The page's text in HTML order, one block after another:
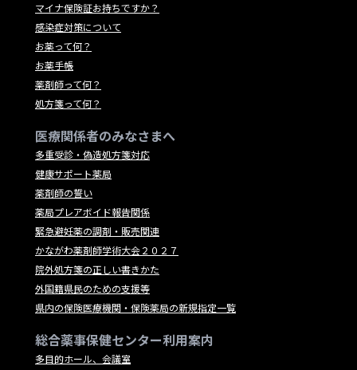
マイナ保険証お持ちですか？
感染症対策について
お薬って何？
お薬手帳
薬剤師って何？
処方箋って何？
医療関係者のみなさまへ
多重受診・偽造処方箋対応
健康サポート薬局
薬剤師の誓い
薬局プレアボイド報告関係
緊急避妊薬の調剤・販売関連
かながわ薬剤師学術大会２０２７
院外処方箋の正しい書きかた
外国籍県民のための支援等
県内の保険医療機関・保険薬局の新規指定一覧
総合薬事保健センター利用案内
多目的ホール、会議室